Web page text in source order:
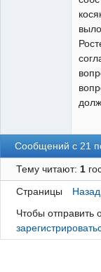
Сообщений с 21
Тему читают: 1
Страницы Назад
Чтобы отправить